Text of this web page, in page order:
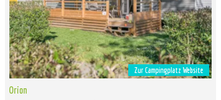
Zur Campingplatz Website
Orion